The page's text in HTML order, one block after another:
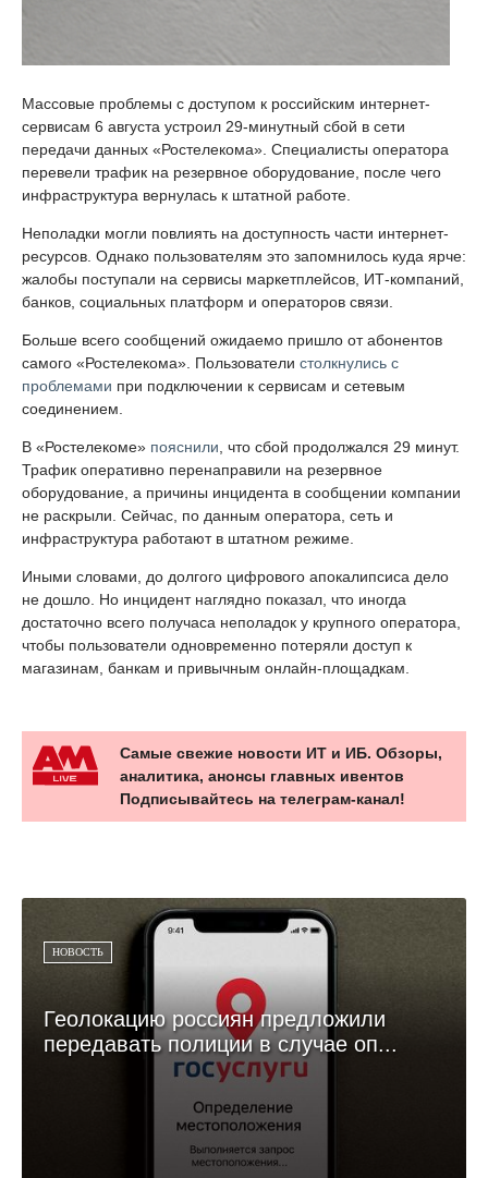
Массовые проблемы с доступом к российским интернет-
сервисам 6 августа устроил 29-минутный сбой в сети
передачи данных «Ростелекома». Специалисты оператора
перевели трафик на резервное оборудование, после чего
инфраструктура вернулась к штатной работе.
Неполадки могли повлиять на доступность части интернет-
ресурсов. Однако пользователям это запомнилось куда ярче:
жалобы поступали на сервисы маркетплейсов, ИТ-компаний,
банков, социальных платформ и операторов связи.
Больше всего сообщений ожидаемо пришло от абонентов
самого «Ростелекома». Пользователи столкнулись с
проблемами при подключении к сервисам и сетевым
соединением.
В «Ростелекоме» пояснили , что сбой продолжался 29 минут.
Трафик оперативно перенаправили на резервное
оборудование, а причины инцидента в сообщении компании
не раскрыли. Сейчас, по данным оператора, сеть и
инфраструктура работают в штатном режиме.
Иными словами, до долгого цифрового апокалипсиса дело
не дошло. Но инцидент наглядно показал, что иногда
достаточно всего получаса неполадок у крупного оператора,
чтобы пользователи одновременно потеряли доступ к
магазинам, банкам и привычным онлайн-площадкам.
Самые свежие новости ИТ и ИБ. Обзоры,
аналитика, анонсы главных ивентов
Подписывайтесь на телеграм-канал!
НОВОСТЬ
Геолокацию россиян предложили
передавать полиции в случае оп...